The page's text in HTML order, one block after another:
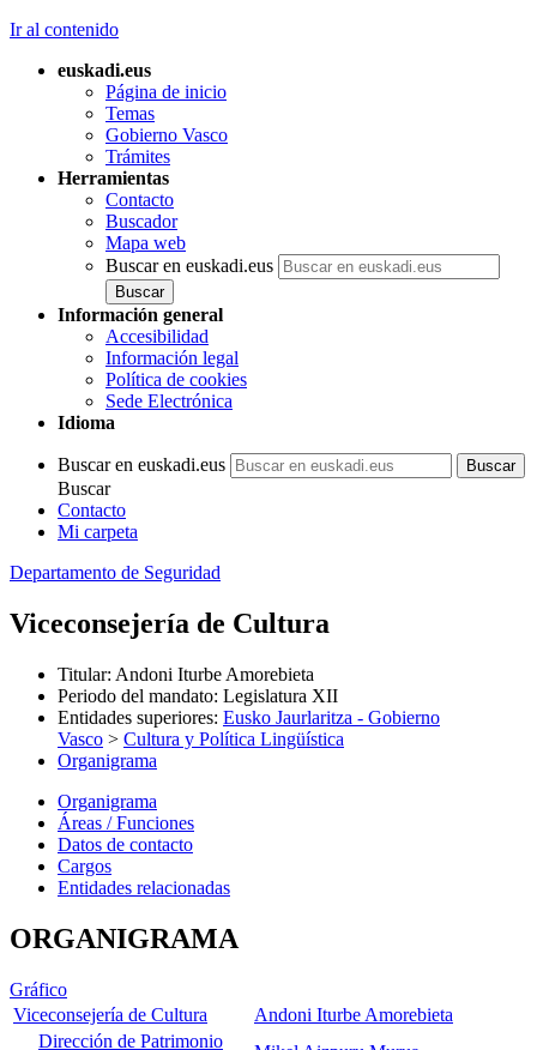
Ir al contenido
euskadi.eus
Página de inicio
Temas
Gobierno Vasco
Trámites
Herramientas
Contacto
Buscador
Mapa web
Buscar en euskadi.eus
Información general
Accesibilidad
Información legal
Política de cookies
Sede Electrónica
Idioma
Buscar en euskadi.eus
Buscar
Contacto
Mi carpeta
Departamento de Seguridad
Viceconsejería de Cultura
Titular: Andoni Iturbe Amorebieta
Periodo del mandato: Legislatura XII
Entidades superiores: Eusko Jaurlaritza - Gobierno
Vasco > Cultura y Política Lingüística
Organigrama
Organigrama
Áreas / Funciones
Datos de contacto
Cargos
Entidades relacionadas
ORGANIGRAMA
Gráfico
Viceconsejería de Cultura
Andoni Iturbe Amorebieta
Dirección de Patrimonio